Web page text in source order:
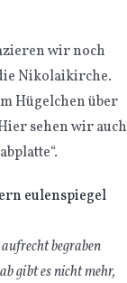
wir noch
Nikolaikirche.
Hügelchen über
sehen wir auch
begraben
gibt es nicht mehr,